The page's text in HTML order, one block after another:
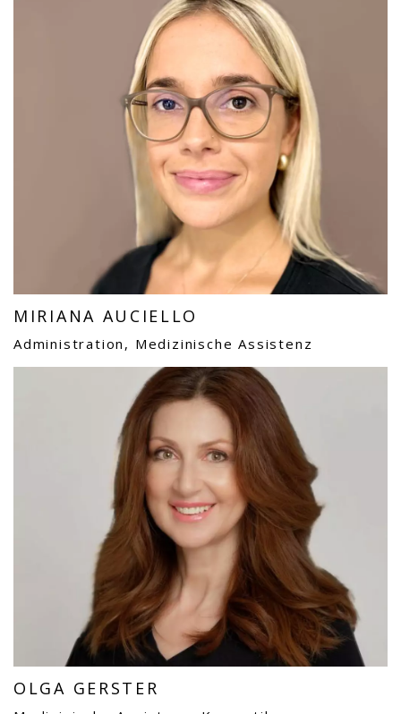
MIRIANA AUCIELLO
Administration, Medizinische Assistenz
OLGA GERSTER